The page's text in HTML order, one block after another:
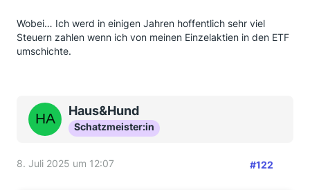
Wobei… Ich werd in einigen Jahren hoffentlich sehr viel
Steuern zahlen wenn ich von meinen Einzelaktien in den ETF
umschichte.
Haus&Hund
Schatzmeister:in
8. Juli 2025 um 12:07 #122